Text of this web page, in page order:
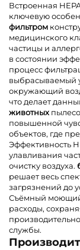
Встроенная
ключевую
фильтром
медицинского
частицы и
в состоянии
процесс
выбрасываемый
окружающий
что делает
животных
повышенной
объектов, где
Эффективность
улавливания
очистку воздуха.
решает весь
загрязнений до
Съёмный
расходы,
службы.